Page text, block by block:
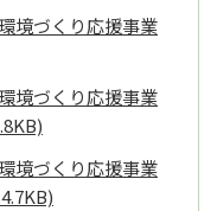
境づくり応援事業
境づくり応援事業
境づくり応援事業